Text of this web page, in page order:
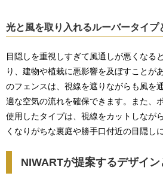
光と風を取り入れるルーバータイプ
目隠しを重視しすぎて風通しが悪くなる
り、建物や植栽に悪影響を及ぼすことが
のフェンスは、視線を遮りながらも風を
適な空気の流れを確保できます。また、
使用したタイプは、視線をカットしなが
くなりがちな裏庭や勝手口付近の目隠し
NIWARTが提案するデザイ